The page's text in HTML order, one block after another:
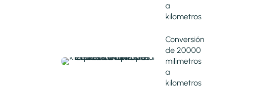
a
kilometros
Conversión
de 20000
milimetros
a
kilometros